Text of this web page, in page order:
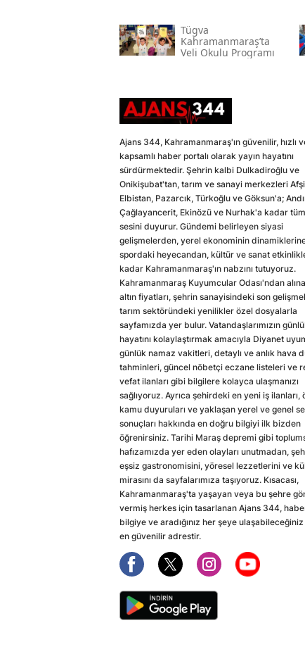
Tügva
Kahramanmaraş’ta
Veli Okulu Programı
Ajans 344, Kahramanmaraş'ın güvenilir, hızlı
kapsamlı haber portalı olarak yayın hayatını
sürdürmektedir. Şehrin kalbi Dulkadiroğlu ve
Onikişubat'tan, tarım ve sanayi merkezleri
Elbistan, Pazarcık, Türkoğlu ve Göksun'a;
Çağlayancerit, Ekinözü ve Nurhak'a kadar
sesini duyurur. Gündemi belirleyen siyasi
gelişmelerden, yerel ekonominin
spordaki heyecandan, kültür ve sanat
kadar Kahramanmaraş'ın nabzını tutuyoruz.
Kahramanmaraş Kuyumcular Odası'ndan
altın fiyatları, şehrin sanayisindeki son
tarım sektöründeki yenilikler özel dosyalarla
sayfamızda yer bulur. Vatandaşlarımızın
hayatını kolaylaştırmak amacıyla Diyanet
günlük namaz vakitleri, detaylı ve anlık hava
tahminleri, güncel nöbetçi eczane listeleri ve
vefat ilanları gibi bilgilere kolayca ulaşmanızı
sağlıyoruz. Ayrıca şehirdeki en yeni iş ilanları,
kamu duyuruları ve yaklaşan yerel ve genel
sonuçları hakkında en doğru bilgiyi ilk bizden
öğrenirsiniz. Tarihi Maraş depremi gibi
hafızamızda yer eden olayları unutmadan,
eşsiz gastronomisini, yöresel lezzetlerini ve
mirasını da sayfalarımıza taşıyoruz. Kısacası,
Kahramanmaraş'ta yaşayan veya bu şehre
vermiş herkes için tasarlanan Ajans 344,
bilgiye ve aradığınız her şeye
en güvenilir adrestir.